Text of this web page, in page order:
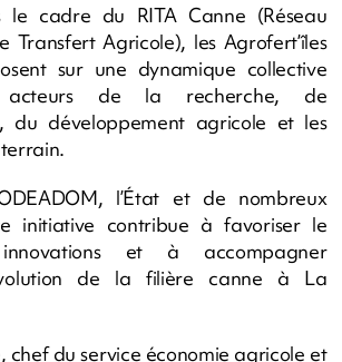
le cadre du RITA Canne (Réseau
Transfert Agricole), les Agrofert’îles
sur une dynamique collective
acteurs de la recherche, de
du développement agricole et les
l’État et de nombreux
initiative contribue à favoriser le
et à accompagner
de la filière canne à La
chef du service économie agricole et